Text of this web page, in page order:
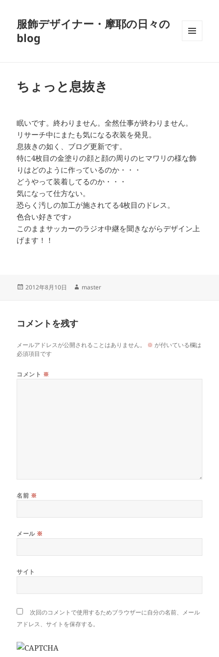
服飾デザイナー・摩耶の日々の
blog
ちょっと息抜き
眠いです。終わりません。全然仕事が終わりません。
リサーチ中にまたも気になる衣装を発見。
息抜きの如く、ブログ更新です。
特に4枚目の金塗りの顔と顔の周りのヒマワリの様な飾
りはどのように作っているのか・・・
どうやって装着してるのか・・・
気になって仕方ない。
恐らく汚しの加工が施されてる4枚目のドレス。
色合い好きです♪
このままサッカーのラジオ中継を聞きながらデザイン上
げます！！
投
2012年8月10日
作
master
コメントを残す
メールアドレスが公開されることはありません。 ※ が付いている欄は
必須項目です
コメント ※
名前 ※
メール ※
サイト
次回のコメントで使用するためブラウザーに自分の名前、メール
アドレス、サイトを保存する。